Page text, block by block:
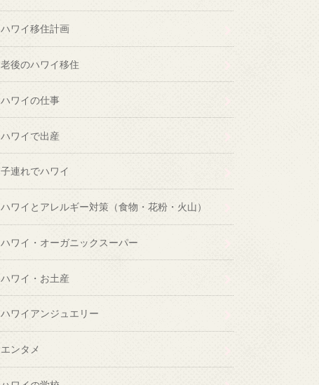
ハワイ移住計画
老後のハワイ移住
ハワイの仕事
ハワイで出産
子連れでハワイ
ハワイとアレルギー対策（食物・花粉・火山）
ハワイ・オーガニックスーパー
ハワイ・お土産
ハワイアンジュエリー
エンタメ